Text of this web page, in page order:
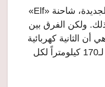
وتشابه الشاحنة الكهربائية الجديدة، شاحنة «Elf»
ولكن الفرق بين
أن الثانية كهربائية
بالكامل وقادرة على السفر لـ170 كيلومتراً لكل